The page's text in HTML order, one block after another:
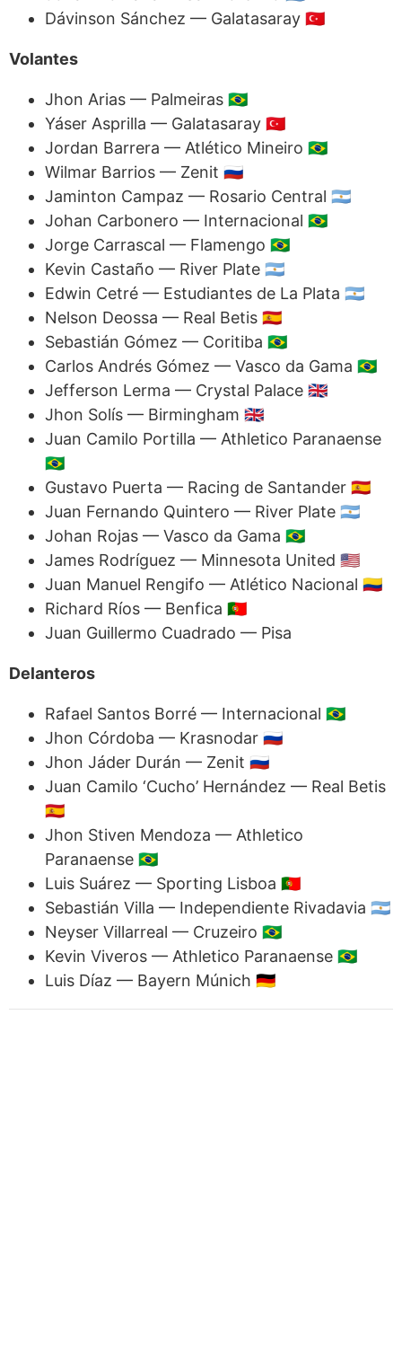
Dávinson Sánchez — Galatasaray 🇹🇷
Volantes
Jhon Arias — Palmeiras 🇧🇷
Yáser Asprilla — Galatasaray 🇹🇷
Jordan Barrera — Atlético Mineiro 🇧🇷
Wilmar Barrios — Zenit 🇷🇺
Jaminton Campaz — Rosario Central 🇦🇷
Johan Carbonero — Internacional 🇧🇷
Jorge Carrascal — Flamengo 🇧🇷
Kevin Castaño — River Plate 🇦🇷
Edwin Cetré — Estudiantes de La Plata 🇦🇷
Nelson Deossa — Real Betis 🇪🇸
Sebastián Gómez — Coritiba 🇧🇷
Carlos Andrés Gómez — Vasco da Gama 🇧🇷
Jefferson Lerma — Crystal Palace 🇬🇧
Jhon Solís — Birmingham 🇬🇧
Juan Camilo Portilla — Athletico Paranaense
🇧🇷
Gustavo Puerta — Racing de Santander 🇪🇸
Juan Fernando Quintero — River Plate 🇦🇷
Johan Rojas — Vasco da Gama 🇧🇷
James Rodríguez — Minnesota United 🇺🇸
Juan Manuel Rengifo — Atlético Nacional 🇨🇴
Richard Ríos — Benfica 🇵🇹
Juan Guillermo Cuadrado — Pisa
Delanteros
Rafael Santos Borré — Internacional 🇧🇷
Jhon Córdoba — Krasnodar 🇷🇺
Jhon Jáder Durán — Zenit 🇷🇺
Juan Camilo ‘Cucho’ Hernández — Real Betis
🇪🇸
Jhon Stiven Mendoza — Athletico
Paranaense 🇧🇷
Luis Suárez — Sporting Lisboa 🇵🇹
Sebastián Villa — Independiente Rivadavia 🇦🇷
Neyser Villarreal — Cruzeiro 🇧🇷
Kevin Viveros — Athletico Paranaense 🇧🇷
Luis Díaz — Bayern Múnich 🇩🇪